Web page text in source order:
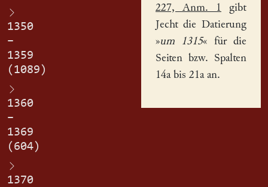
1350
–
1359
(1089)
1360
–
1369
(604)
1370
227, Anm. 1
gibt
Jecht die Datierung
»um 1315« für die
Seiten bzw. Spalten
14a bis 21a an.